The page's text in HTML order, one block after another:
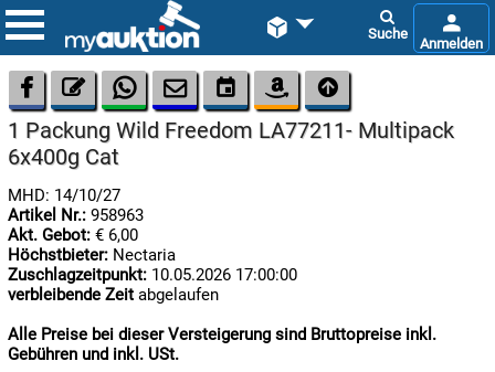
 

09.08:

09.08:
      
1 Packung Wild Freedom LA77211- Multipack
6x400g Cat
MHD: 14/10/27
Artikel Nr.: 958963
Akt. Gebot: € 6,00
Höchstbieter: Nectaria
Zuschlagzeitpunkt: 10.05.2026 17:00:00
verbleibende Zeit abgelaufen
Alle Preise bei dieser Versteigerung sind Bruttopreise inkl.
Gebühren und inkl. USt.